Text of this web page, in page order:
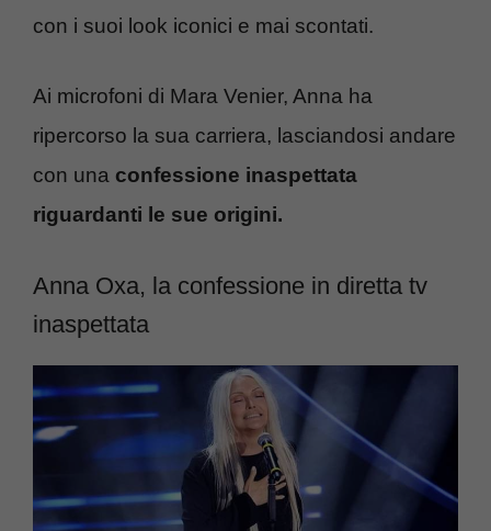
con i suoi look iconici e mai scontati.
Ai microfoni di Mara Venier, Anna ha
ripercorso la sua carriera, lasciandosi andare
con una confessione inaspettata
riguardanti le sue origini.
Anna Oxa, la confessione in diretta tv
inaspettata